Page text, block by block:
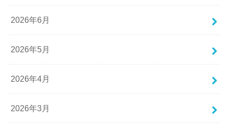
2026年6月
2026年5月
2026年4月
2026年3月